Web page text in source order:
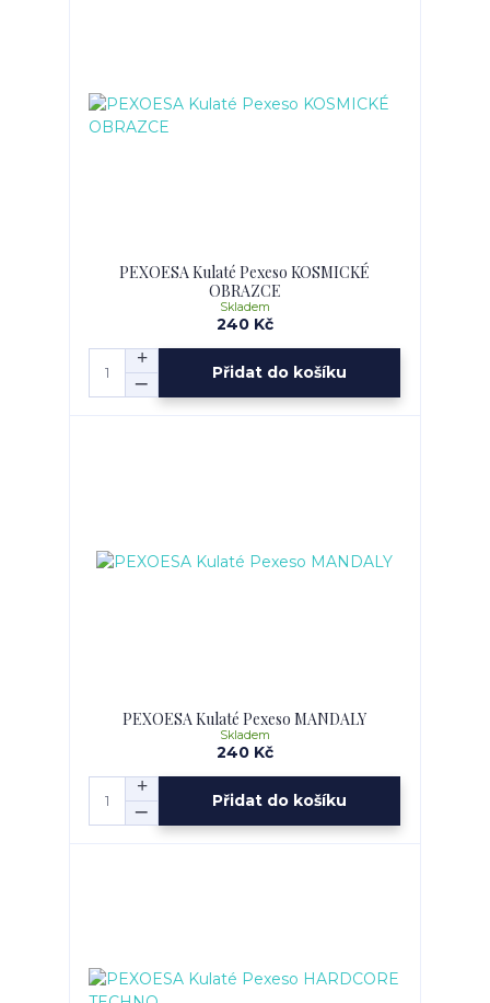
PEXOESA Kulaté Pexeso KOSMICKÉ
OBRAZCE
240 Kč
Skladem
Přidat do košíku
PEXOESA Kulaté Pexeso MANDALY
240 Kč
Skladem
Přidat do košíku